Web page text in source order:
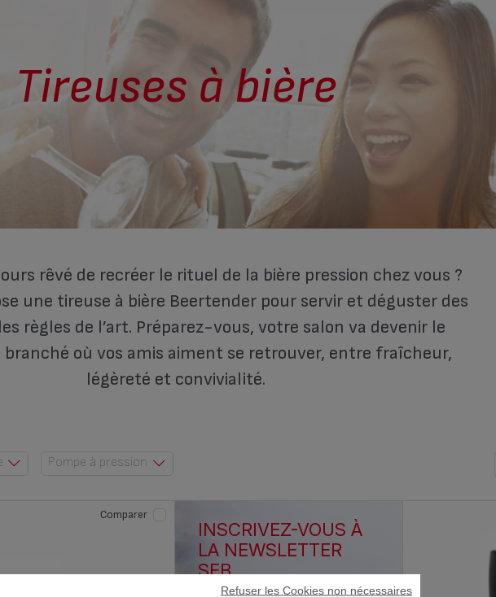
Tireuses à bière
rêvé de recréer le rituel de la bière pression chez vous ?
une tireuse à bière Beertender pour servir et déguster des
règles de l’art. Préparez-vous, votre salon va devenir le
branché où vos amis aiment se retrouver, entre fraîcheur,
légèreté et convivialité.
Pompe à pression
Comparer
INSCRIVEZ-VOUS À
LA NEWSLETTER
SEB
Pour recevoir les informations
Refuser les Cookies non nécessaires